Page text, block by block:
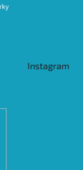
Instagram